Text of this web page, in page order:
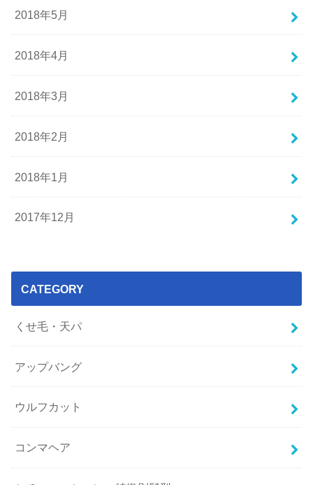
2018年5月
2018年4月
2018年3月
2018年2月
2018年1月
2017年12月
CATEGORY
くせ毛・天パ
アップバング
ウルフカット
コンマヘア